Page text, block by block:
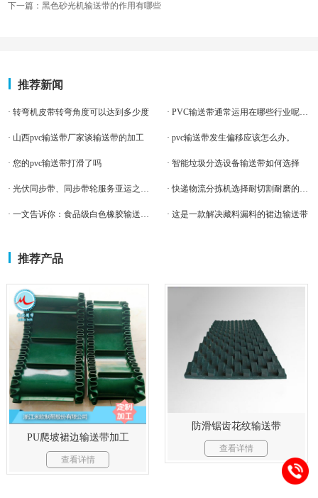
下一篇：黑色砂光机输送带的作用有哪些
推荐新闻
· 转弯机皮带转弯角度可以达到多少度 · PVC输送带通常运用在哪些行业呢？优势是什么呢？（上篇）
· 山西pvc输送带厂家谈输送带的加工 · pvc输送带发生偏移应该怎么办。
· 您的pvc输送带打滑了吗 · 智能垃圾分选设备输送带如何选择
· 光伏同步带、同步带轮服务亚运之“光” · 快递物流分拣机选择耐切割耐磨的PVK输送带好
· 一文告诉你：食品级白色橡胶输送带的优势！ · 这是一款解决藏料漏料的裙边输送带
推荐产品
PU爬坡裙边输送带加工
查看详情
防滑锯齿花纹输送带
查看详情